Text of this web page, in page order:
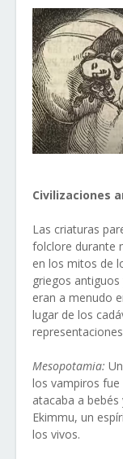
Civilizaciones
Las criaturas
folclore durante
en los mitos de
griegos
eran a menudo
lugar de los
Mesopotamia:
los vampiros
atacaba a
Ekimmu, un
los vivos.